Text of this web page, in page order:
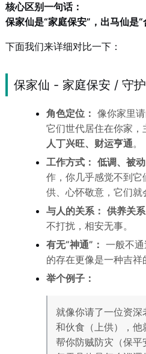
核心区别一句话：
保家仙是“家庭保安”，出马仙是“
下面我们来详细对比一下：
保家仙 - 家庭保安 / 守
角色定位： 像你家里请
它们世代居住在你家，
人丁兴旺、财运亨通。
工作方式： 低调、被动
作，你几乎感觉不到
供、心怀敬意，它们就
与人的关系： 供养关系
不打扰，相安无事。
有无“神通”： 一般不
的存在更像是一种吉祥
举个例子：
就像你请了一位资
和伙食（上供），他
帮你防贼防灾（保